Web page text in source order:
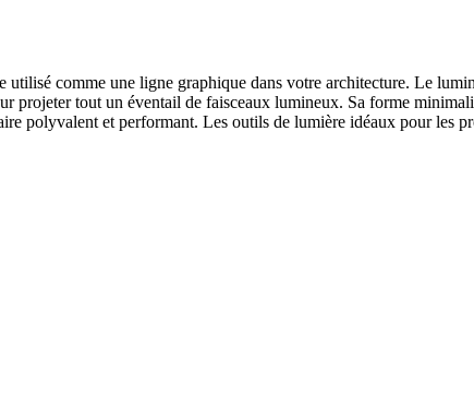
utilisé comme une ligne graphique dans votre architecture. Le
projeter tout un éventail de faisceaux lumineux. Sa forme
polyvalent et performant. Les outils de lumière idéaux pour les